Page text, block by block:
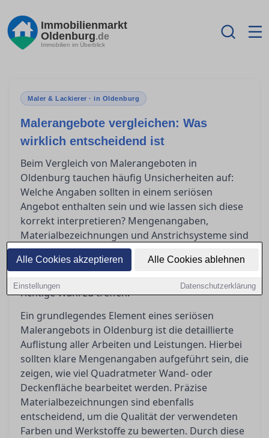
Alle Cookies akzeptieren Alle Cookies ablehnen
Einstellungen Datenschutzerklärung
Immobilienmarkt
Oldenburg.de
Immobilien im Überblick
Maler & Lackierer · in Oldenburg
Malerangebote vergleichen: Was
wirklich entscheidend ist
Beim Vergleich von Malerangeboten in
Oldenburg tauchen häufig Unsicherheiten auf:
Welche Angaben sollten in einem seriösen
Angebot enthalten sein und wie lassen sich diese
korrekt interpretieren? Mengenangaben,
Materialbezeichnungen und Anstrichsysteme sind
hierbei entscheidende Kriterien. In diesem
Ratgeber erfahren Sie, worauf Sie achten müssen,
richtige Wahl zu treffen.
Ein grundlegendes Element eines seriösen
Malerangebots in Oldenburg ist die detaillierte
Auflistung aller Arbeiten und Leistungen. Hierbei
sollten klare Mengenangaben aufgeführt sein, die
zeigen, wie viel Quadratmeter Wand- oder
Deckenfläche bearbeitet werden. Präzise
Materialbezeichnungen sind ebenfalls
entscheidend, um die Qualität der verwendeten
Farben und Werkstoffe zu bewerten. Durch diese